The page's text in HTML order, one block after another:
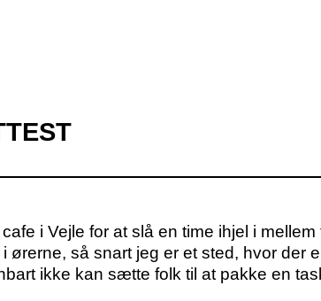
i Vejle for at slå en time ihjel i
ørerne, så snart jeg er et sted, hvor der
ikke kan sætte folk til at pakke en